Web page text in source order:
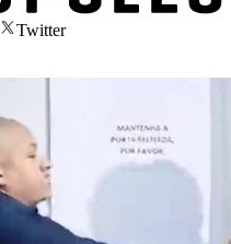
Twitter